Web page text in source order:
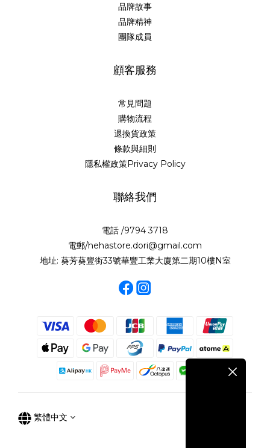
品牌故事
品牌精神
團隊成員
顧客服務
常見問題
購物流程
退換貨政策
條款與細則
隱私權政策Privacy Policy
聯絡我們
電話 /9794 3718
電郵/hehastore.dori@gmail.com
地址: 葵芳葵豐街33號華豐工業大廈第二期10樓N室
繁體中文